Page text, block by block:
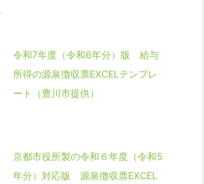
令和7年度（令和6年分）版 給与
所得の源泉徴収票EXCELテンプレ
ート（豊川市提供）
京都市役所製の令和６年度（令和5
年分）対応版 源泉徴収票EXCEL